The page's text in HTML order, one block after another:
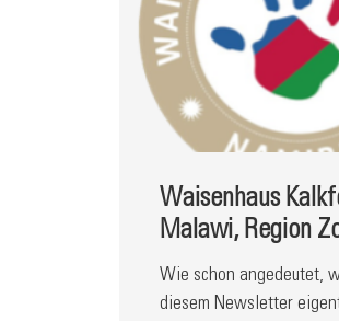
Waisenhaus
Malawi, Region
Wie schon angedeutet,
diesem Newsletter